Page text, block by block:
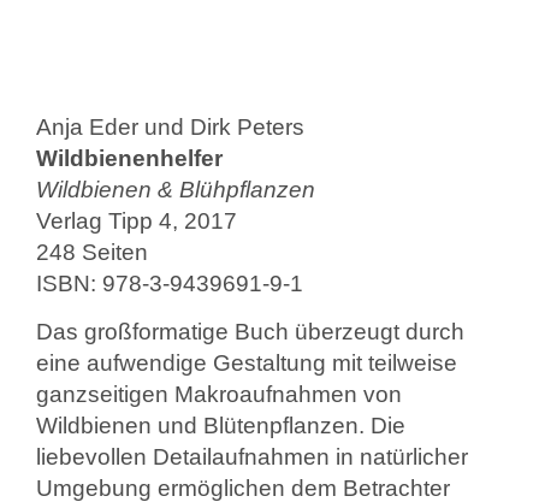
Anja Eder und Dirk Peters
Wildbienenhelfer
Wildbienen & Blühpflanzen
Verlag Tipp 4, 2017
248 Seiten
ISBN: 978-3-9439691-9-1
Das großformatige Buch überzeugt durch
eine aufwendige Gestaltung mit teilweise
ganzseitigen Makroaufnahmen von
Wildbienen und Blütenpflanzen. Die
liebevollen Detailaufnahmen in natürlicher
Umgebung ermöglichen dem Betrachter